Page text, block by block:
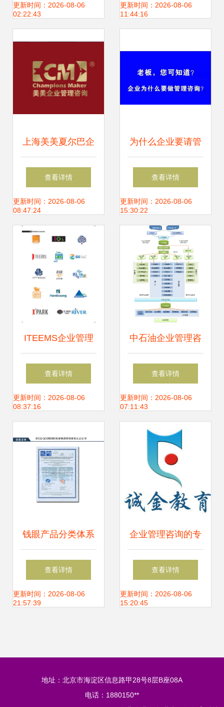
业企业管理咨询服
更新时间：2026-08-06
02:22:43
驱动力
更新时间：2026-08-06
11:44:16
上海美美夏尔巴企
业管理咨询 专业赋
能，助力企业卓越
查看详情
更新时间：2026-08-06
08:47:24
为什么企业要请管
理咨询公司
查看详情
更新时间：2026-08-06
15:30:22
ITEEMS企业管理
咨询公司标志设计
品牌价值的视觉升
查看详情
更新时间：2026-08-06
08:37:16
中石油企业管理咨
询 结构优化与战略
升级的实践路径
查看详情
更新时间：2026-08-06
07:11:43
钱眼产品分类体系
的核心维度与企业
管理咨询的结合路
查看详情
更新时间：2026-08-06
21:57:39
企业管理咨询的专
业赋能——杭州中
旭亿建企业管理的
查看详情
更新时间：2026-08-06
15:20:45
地址：北京市海淀区信息路甲28号8层B座08A
电话：1880150**